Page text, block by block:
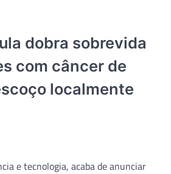
dobra sobrevida
com câncer de
localmente
e tecnologia, acaba de anunciar